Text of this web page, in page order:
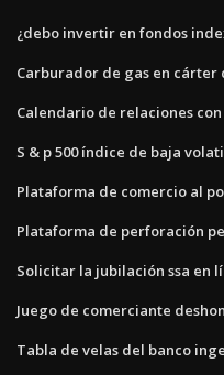
¿debo invertir en fondos
Carburador de gas en cárter
Calendario de relaciones
S & p 500 índice de baja
Plataforma de comercio al
Plataforma de perforación
Solicitar la jubilación ssa en
Juego de comerciante
Tabla de velas del banco